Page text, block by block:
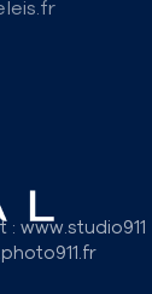
: www.studio911